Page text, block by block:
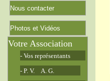
- Vos représentants
Votre Association
- P. V. A. G.
Nous contacter
Photos et Vidéos